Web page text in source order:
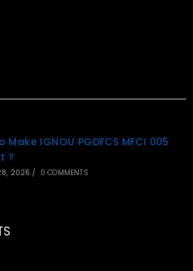
Make IGNOU PGDFCS MFCI 005
?
2026 / 0 COMMENTS